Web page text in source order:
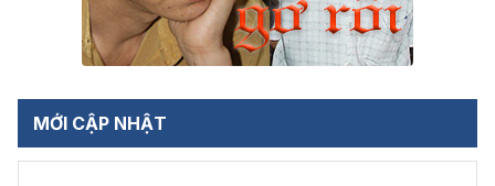
MỚI CẬP NHẬT